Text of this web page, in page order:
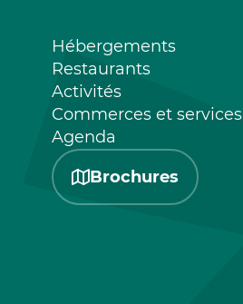
Hébergements
Restaurants
Activités
Commerces et services
Agenda
Brochures